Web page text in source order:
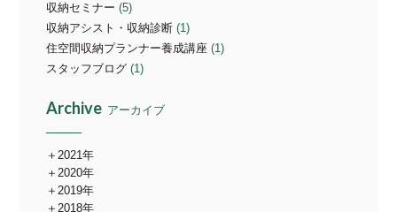
収納セミナー (5)
収納アシスト・収納診断 (1)
住空間収納プランナー養成講座 (1)
スタッフブログ (1)
Archive アーカイブ
2021年
2020年
2019年
2018年